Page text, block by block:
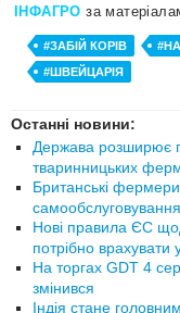
ІНФАГРО за
#ЗАБІЙ КОРІВ
#ШВЕЙЦАРІЯ
Останні новини:
Держава розширює
тваринницьких
Британські
самообслуговування
Нові правила ЄС
потрібно врахувати
На торгах GDT 4
змінився
Індія стане